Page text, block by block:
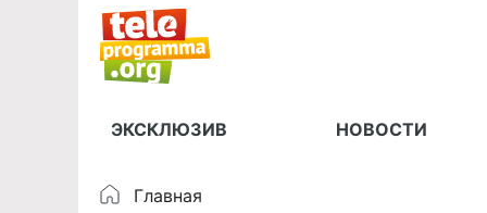
ЭКСКЛЮЗИВ НОВОСТИ
Главная